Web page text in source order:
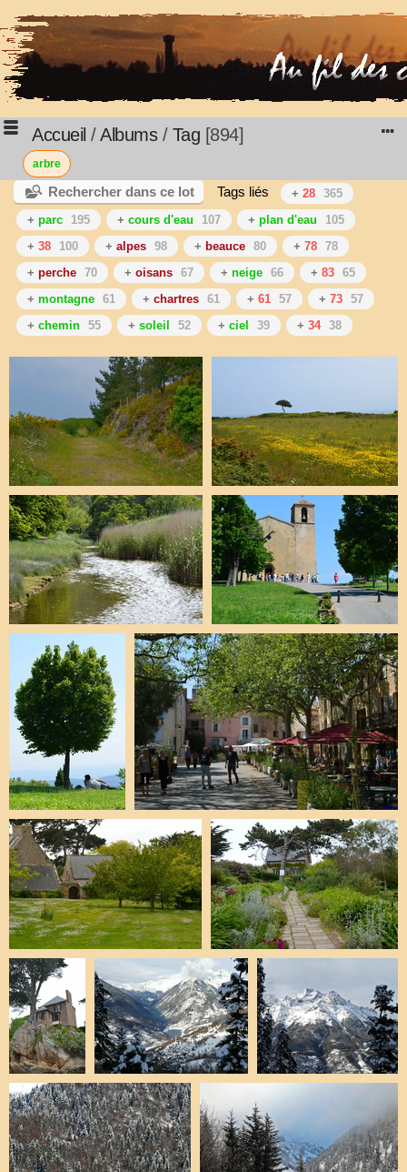
Accueil /Albums/ Tag 894
arbre
Rechercher dans ce lot Tags liés + 28 365
+ parc 195 + cours d'eau 107 + plan d'eau
105
+ 38 100 + alpes 98 + beauce 80 + 78 78
+ perche 70 + oisans 67 + neige 66 + 83 65
+ montagne 61 + chartres 61 + 61 57 + 73 57
+ chemin 55 + soleil 52 + ciel 39 + 34 38